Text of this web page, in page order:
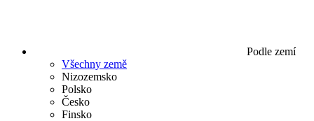
Podle zemí
Všechny země
Nizozemsko
Polsko
Česko
Finsko